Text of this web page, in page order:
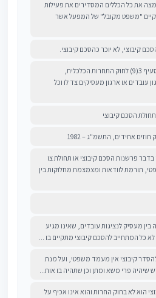
את כל הכללים המסדירים את פעילות
קיים "משפט מקובל" של המפעל אשר
4. בהתאם להוראת סעיף סעיף 3(9) לחוק התחרות הכלכלית,
שארגון עובדים או ארגון מעסיקים צד לו וכל
פרשנות הסכם קיבוצי או תחולת צו
תורמת לוודאות ומצמצמת מחלוקות בין
מעסיק לנציגות עובדים, שאינו מגיע
כל המתחייב להסכם קיבוצי מתקיים בו ...
להסדר קיבוצי אין מעמד משפטי, ועל מנת
שיהיה פרי משא ומתן וכן שתהיה בו אות...
הוא לא בחוק החרות והוא אינו אכיף על